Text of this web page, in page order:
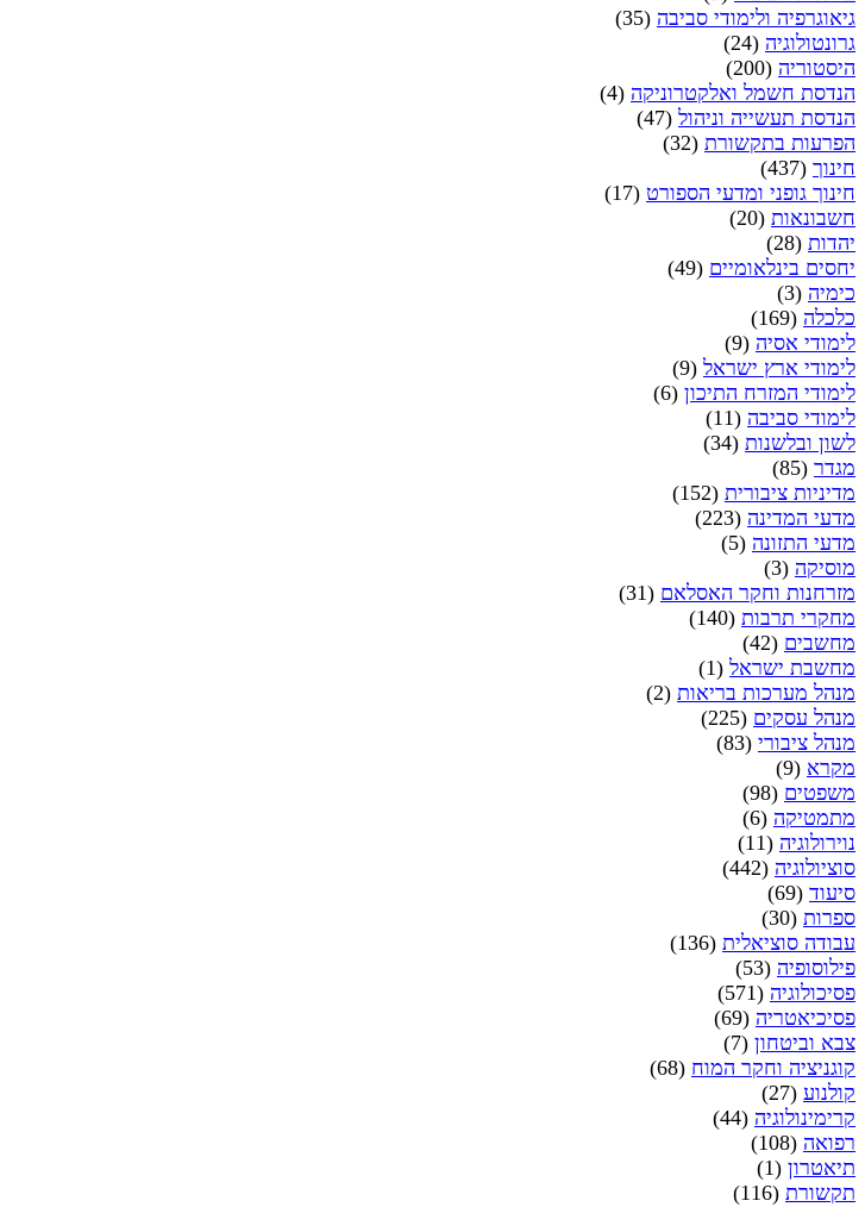
גיאוגרפיה ולימודי סביבה (35)
גרונטולוגיה (24)
היסטוריה (200)
הנדסת חשמל ואלקטרוניקה (4)
הנדסת תעשייה וניהול (47)
הפרעות בתקשורת (32)
חינוך (437)
חינוך גופני ומדעי הספורט (17)
חשבונאות (20)
יהדות (28)
יחסים בינלאומיים (49)
כימיה (3)
כלכלה (169)
לימודי אסיה (9)
לימודי ארץ ישראל (9)
לימודי המזרח התיכון (6)
לימודי סביבה (11)
לשון ובלשנות (34)
מגדר (85)
מדיניות ציבורית (152)
מדעי המדינה (223)
מדעי התזונה (5)
מוסיקה (3)
מזרחנות וחקר האסלאם (31)
מחקרי תרבות (140)
מחשבים (42)
מחשבת ישראל (1)
מנהל מערכות בריאות (2)
מנהל עסקים (225)
מנהל ציבורי (83)
מקרא (9)
משפטים (98)
מתמטיקה (6)
נוירולוגיה (11)
סוציולוגיה (442)
סיעוד (69)
ספרות (30)
עבודה סוציאלית (136)
פילוסופיה (53)
פסיכולוגיה (571)
פסיכיאטריה (69)
צבא וביטחון (7)
קוגניציה וחקר המוח (68)
קולנוע (27)
קרימינולוגיה (44)
רפואה (108)
תיאטרון (1)
תקשורת (116)